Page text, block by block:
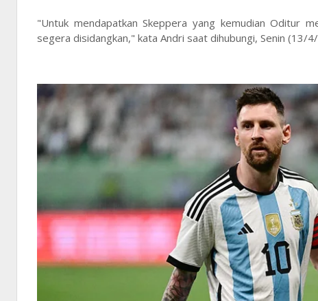
"Untuk mendapatkan Skeppera yang kemudian Oditur
segera disidangkan," kata Andri saat dihubungi, Senin (13/